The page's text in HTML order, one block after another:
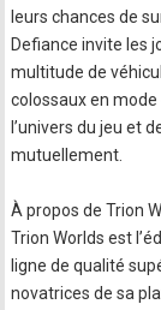
leurs chances de
Defiance invite les
multitude de
colossaux en
l’univers du jeu et
mutuellement.
À propos de Trion
Trion Worlds est
ligne de qualité
novatrices de sa